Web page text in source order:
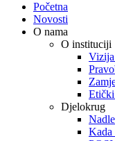
Početna
Novosti
O nama
O instituciji
Djelokrug
Kada